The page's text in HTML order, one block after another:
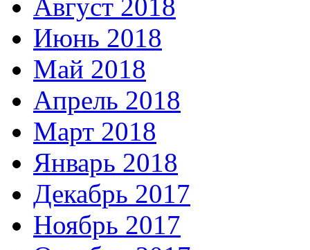
Август 2018
Июнь 2018
Май 2018
Апрель 2018
Март 2018
Январь 2018
Декабрь 2017
Ноябрь 2017